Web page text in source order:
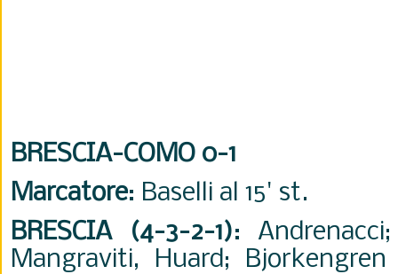
BRESCIA-COMO 0-1
Marcatore: Baselli al 15' st.
BRESCIA (4-3-2-1):
Mangraviti, Huard;